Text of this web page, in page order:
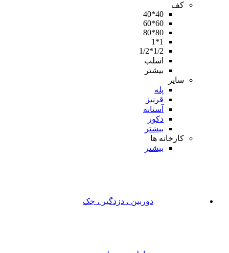
کف
40*40
60*60
80*80
1*1
1/2*1/2
اسلب
بیشتر
سایر
پله
قرنیز
آستانه
دکور
بیشتر
کارخانه ها
بیشتر
دوربین ، دزدگیر ، جک